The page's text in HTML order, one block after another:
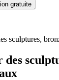
gratuite
sculptures,
des